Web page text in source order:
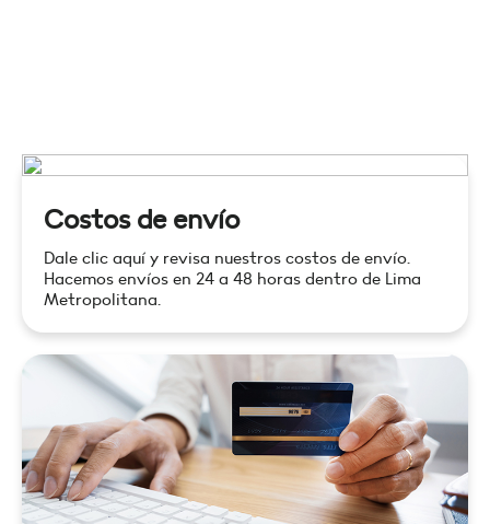
Costos de envío
Dale clic aquí y revisa nuestros costos de envío.
Hacemos envíos en 24 a 48 horas dentro de Lima
Metropolitana.